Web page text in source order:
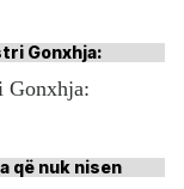
Gonxhja: